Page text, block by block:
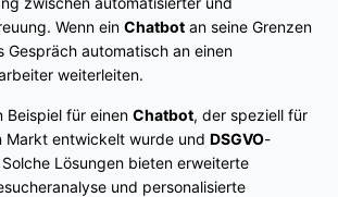
Wenn einChatbot an seine Grenzen
Gespräch automatisch an einen
weiterleiten.
Beispiel für einenChatbot, der speziell für
Markt entwickelt wurde undDSGVO-
Lösungen bieten erweiterte
und personalisierte